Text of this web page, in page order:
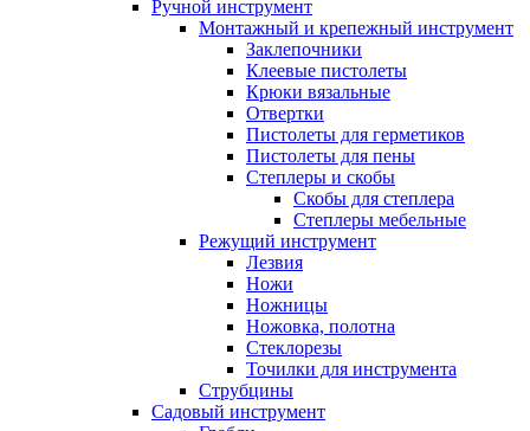
Ручной инструмент
Монтажный и крепежный инструмент
Заклепочники
Клеевые пистолеты
Крюки вязальные
Отвертки
Пистолеты для герметиков
Пистолеты для пены
Степлеры и скобы
Скобы для степлера
Степлеры мебельные
Режущий инструмент
Лезвия
Ножи
Ножницы
Ножовка, полотна
Стеклорезы
Точилки для инструмента
Струбцины
Садовый инструмент